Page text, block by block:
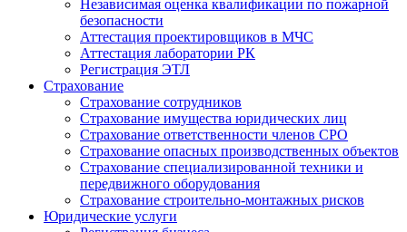
Независимая оценка квалификации по пожарной
безопасности
Аттестация проектировщиков в МЧС
Аттестация лаборатории РК
Регистрация ЭТЛ
Страхование
Страхование сотрудников
Страхование имущества юридических лиц
Страхование ответственности членов СРО
Страхование опасных производственных объектов
Страхование специализированной техники и
передвижного оборудования
Страхование строительно-монтажных рисков
Юридические услуги